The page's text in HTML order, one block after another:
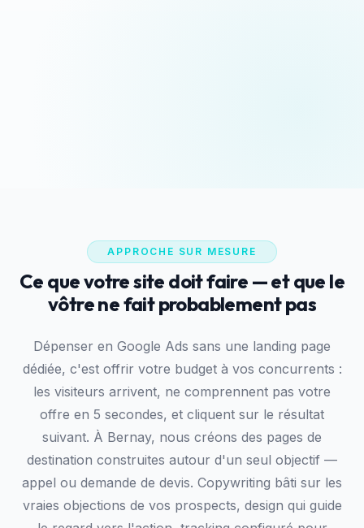
APPROCHE SUR MESURE
Ce que votre site doit faire — et que le
vôtre ne fait probablement pas
Dépenser en Google Ads sans une landing page
dédiée, c'est offrir votre budget à vos concurrents :
les visiteurs arrivent, ne comprennent pas votre
offre en 5 secondes, et cliquent sur le résultat
suivant. À Bernay, nous créons des pages de
destination construites autour d'un seul objectif —
appel ou demande de devis. Copywriting bâti sur les
vraies objections de vos prospects, design qui guide